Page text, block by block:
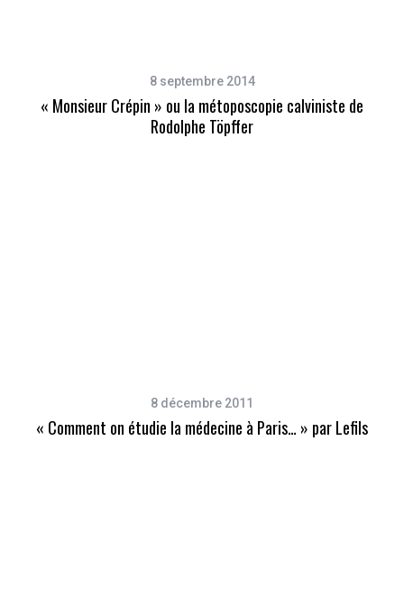
8 septembre 2014
« Monsieur Crépin » ou la métoposcopie calviniste de
Rodolphe Töpffer
8 décembre 2011
« Comment on étudie la médecine à Paris… » par Lefils